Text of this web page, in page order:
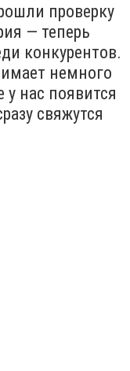
проверку
— теперь
конкурентов.
немного
нас появится
свяжутся